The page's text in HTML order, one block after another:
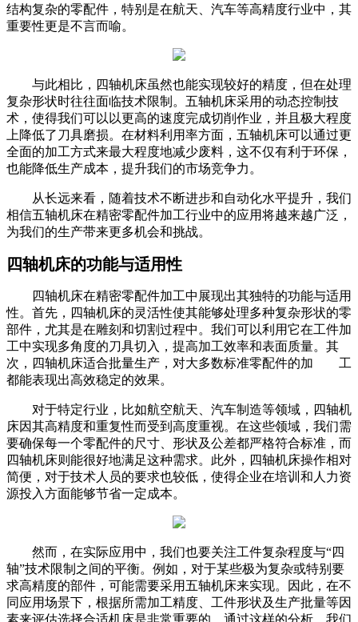
结构复杂的零配件，特别是在航天、汽车等高精度行业中，其
重要性更是不言而喻。
与此相比，四轴机床虽然也能实现较好的精度，但在处理
复杂形状时往往面临技术限制。五轴机床采用的动态控制技
术，使得我们可以以更高的速度完成切削作业，并且极大程度
上降低了刀具磨损。在材料利用率方面，五轴机床可以通过更
全面的加工方式来最大程度地减少废料，这不仅有利于环保，
也能降低生产成本，提升我们的市场竞争力。
从长远来看，随着技术不断进步和自动化水平提升，我们
相信五轴机床在精密零配件加工行业中的应用将越来越广泛，
为我们的生产带来更多机会和挑战。
四轴机床的功能与适用性
四轴机床在精密零配件加工中展现出其独特的功能与适用
性。首先，四轴机床的灵活性使其能够处理多种复杂形状的零
部件，尤其是在雕刻和切割过程中。我们可以利用它在工件加
工中实现多角度的刀具切入，提高加工效率和表面质量。其
次，四轴机床适合批量生产，对大多数标准零配件的加
工
都能表现出高效稳定的效果。
对于特定行业，比如航空航天、汽车制造等领域，四轴机
床因其高精度和重复性而受到高度重视。在这些领域，我们需
要确保每一个零配件的尺寸、形状及公差都严格符合标准，而
四轴机床则能很好地满足这种需求。此外，四轴机床操作相对
简便，对于技术人员的要求也较低，使得企业在培训和人力资
源投入方面能够节省一定成本。
然而，在实际应用中，我们也要关注工件复杂程度与“四
轴”技术限制之间的平衡。例如，对于某些极为复杂或特别要
求高精度的部件，可能需要采用五轴机床来实现。因此，在不
同应用场景下，根据所需加工精度、工件形状及生产批量等因
素来评估选择合适机床是非常重要的。通过这样的分析，我们